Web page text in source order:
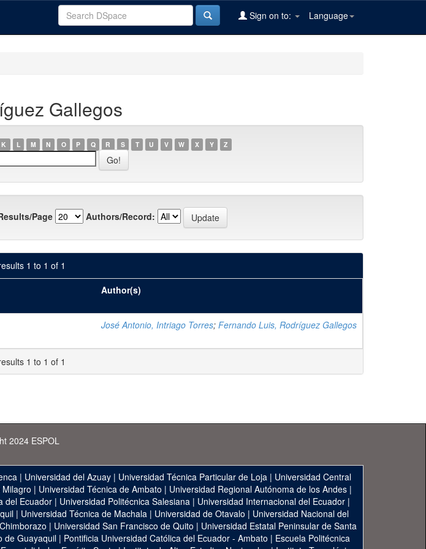
Language
Sign on to:
Gallegos
K L M N O P Q R S T U V W X Y Z
Page Authors/Record:
1 to 1 of 1
Author(s)
José Antonio, Intriago Torres; Fernando Luis, Rodríguez Gallegos
1 to 1 of 1
2024 ESPOL
| Universidad del Azuay | Universidad Técnica Particular de Loja | Universidad Central
| Universidad Técnica de Ambato | Universidad Regional Autónoma de los Andes|
del Ecuador| Universidad Politécnica Salesiana| Universidad Internacional del Ecuador|
| Universidad Técnica de Machala | Universidad de Otavalo | Universidad Nacional del
| Universidad San Francisco de Quito | Universidad Estatal Peninsular de Santa
de Guayaquil | Pontificia Universidad Católica del Ecuador - Ambato | Escuela Politécnica